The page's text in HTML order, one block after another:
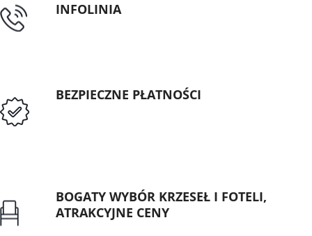
INFOLINIA
BEZPIECZNE PŁATNOŚCI
BOGATY WYBÓR KRZESEŁ I FOTELI,
ATRAKCYJNE CENY